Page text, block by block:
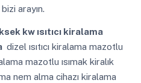
arayın.
kw ısıtıcı kiralama
dizel ısıtıcı kiralama mazotlu
mazotlu ısımak kiralık
nem alma cihazı kiralama